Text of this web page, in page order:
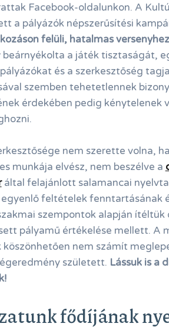
Facebook-oldalunkon. A
a pályázók népszerűsítési
felüli, hatalmas versenyhez
a játék tisztaságát,
és a szerkesztőség
szemben tehetetlennek
érdekében pedig kénytelenek
nem szerette volna,
munkája elvész, nem beszélve a
által felajánlott salamancai
feltételek fenntartásának
szempontok alapján ítéltük
pályamű értékelése mellett. A
nem számít
született. Lássuk is a
fődíjának